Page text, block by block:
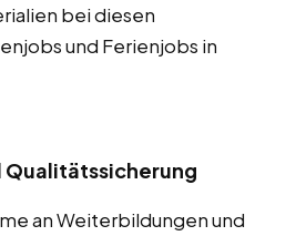
bei diesen
und Ferienjobs in
an Weiterbildungen und